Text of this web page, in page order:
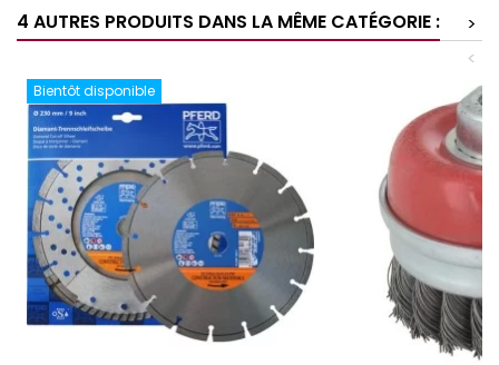
4 AUTRES PRODUITS DANS LA MÊME CATÉGORIE :
>
<
Bientôt disponible